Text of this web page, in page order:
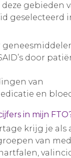
gebieden
geselecteerd
door
van
en
in mijn
krijg je als
van